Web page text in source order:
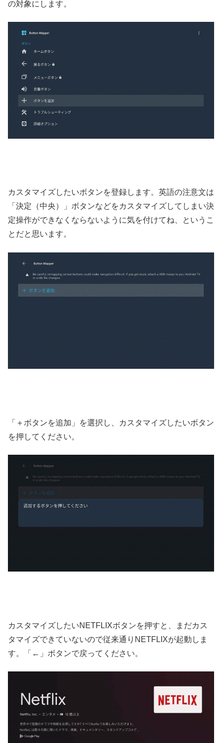
の対象にします。
カスタマイズしたいボタンを登録します。英語の注意文は
「決定（中央）」ボタンなどをカスタマイズしてしまい決
定操作ができなくならないように気を付けてね、というこ
とだと思います。
「＋ボタンを追加」を選択し、カスタマイズしたいボタン
を押してください。
カスタマイズしたいNETFLIXボタンを押すと、まだカス
タマイズできていないので従来通りNETFLIXが起動しま
す。「←」ボタンで戻ってください。